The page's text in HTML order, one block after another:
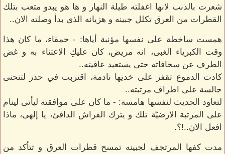
شعرت بالذنب لانها اغفلته طيلة النهار و ها هو يبدو متعب بتلك
القطرات من العرق تكلل جبينه و هزيانه الذى بدأ وصلته الان..
همست ساخطة على نفسها مؤنبة أياها: - حمقاء، ما كان هذا
وقت الكبرياء الغبى، انه مريض، كان عليكِ الاعتناء به و غض
الطرف عن سخافاته حتى يستعيد عافيته..
كادت الدموع تقفز على خديها نادمة، اقتربت في حذر لتنحنى
جالسة على اطراف مرتبته..
لتعاود الحديث لنفسها هامسة: - ما كان على موافقته ليأتى لينام
على المرتبة الارضيّة تلك و يترك الفراش الدافئ، يا إلهى، ماذا
افعل الان..!؟.
مدت كفها المرتجف لجبينه تمسح قطرات العرق و تتأكد من